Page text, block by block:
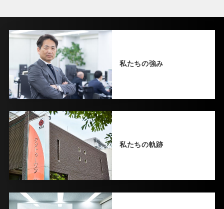
私たちの強み
私たちの軌跡